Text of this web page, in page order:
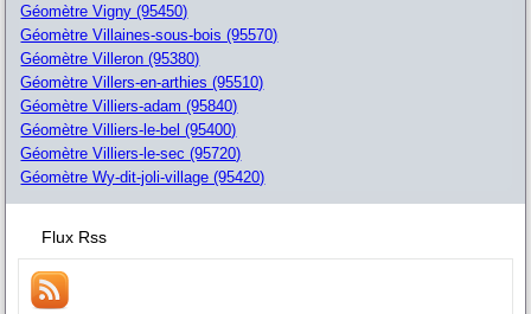
Géomètre Vigny (95450)
Géomètre Villaines-sous-bois (95570)
Géomètre Villeron (95380)
Géomètre Villers-en-arthies (95510)
Géomètre Villiers-adam (95840)
Géomètre Villiers-le-bel (95400)
Géomètre Villiers-le-sec (95720)
Géomètre Wy-dit-joli-village (95420)
Flux Rss